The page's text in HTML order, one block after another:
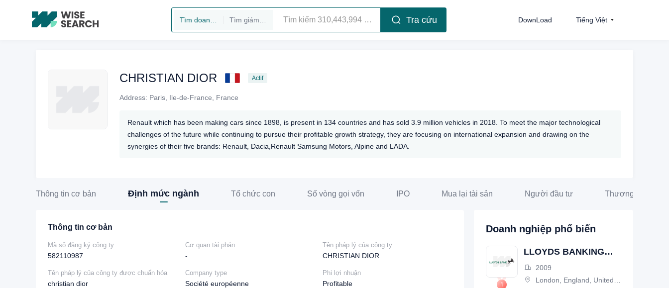
Tra cứu DownLoad Tiếng Việt
CHRISTIAN DIOR Actif
Address: Paris, Ile-de-France, France
Renault which has been making cars since 1898, is present in 134 countries and has sold 3.9 million vehicles in 2018. To meet the major technological
challenges of the future while continuing to pursue their profitable growth strategy, they are focusing on international expansion and drawing on the
synergies of their five brands: Renault, Dacia,Renault Samsung Motors, Alpine and LADA.
Thông tin cơ bản Định mức ngành Tổ chức con Số vòng gọi vốn IPO Mua lại tài sản Người đầu tư Thương vụ đầu tư
Thông tin cơ bản
Mã số đăng ký công ty
582110987
Cơ quan tài phán
-
Tên pháp lý của công ty
CHRISTIAN DIOR
Tên pháp lý của công ty được chuẩn hóa
christian dior
Company type
Société européenne
Phi lợi nhuận
Profitable
Doanh nghiệp phổ biến
LLOYDS BANKING
GROUP PLC
2009
London, England, United Kingdom